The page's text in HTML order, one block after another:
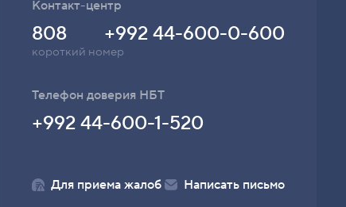
Контакт-центр
короткий номер
808 +992 44-600-0-600
Телефон доверия НБТ
+992 44-600-1-520
Для приема жалоб
Написать письмо